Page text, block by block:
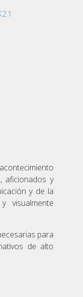
aficionados y
y de la
visualmente
para
de alto